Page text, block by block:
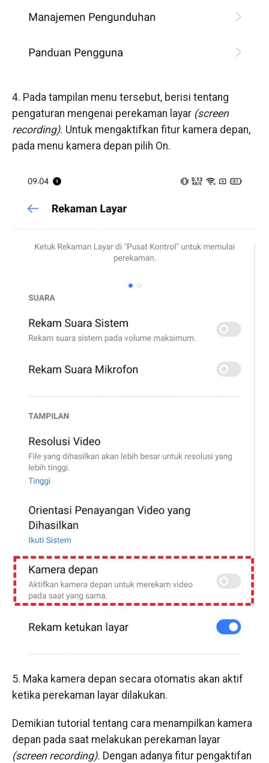
4. Pada tampilan menu tersebut, berisi tentang
pengaturan mengenai perekaman layar (screen
recording). Untuk mengaktifkan fitur kamera depan,
pada menu kamera depan pilih On.
5. Maka kamera depan secara otomatis akan aktif
ketika perekaman layar dilakukan.
Demikian tutorial tentang cara menampilkan kamera
depan pada saat melakukan perekaman layar
(screen recording). Dengan adanya fitur pengaktifan